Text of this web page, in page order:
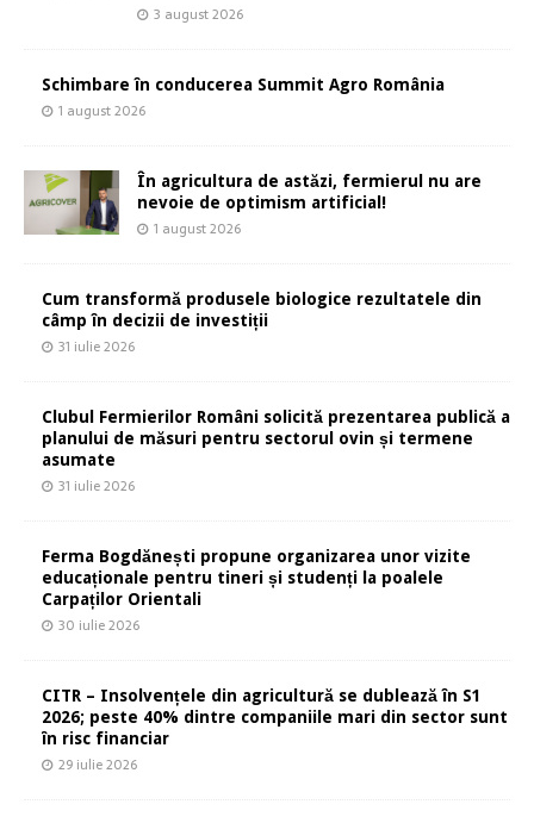
3 august 2026
Schimbare în conducerea Summit Agro România
1 august 2026
În agricultura de astăzi, fermierul nu are
nevoie de optimism artificial!
1 august 2026
Cum transformă produsele biologice rezultatele din
câmp în decizii de investiții
31 iulie 2026
Clubul Fermierilor Români solicită prezentarea publică a
planului de măsuri pentru sectorul ovin și termene
asumate
31 iulie 2026
Ferma Bogdănești propune organizarea unor vizite
educaționale pentru tineri și studenți la poalele
Carpaților Orientali
30 iulie 2026
CITR – Insolvențele din agricultură se dublează în S1
2026; peste 40% dintre companiile mari din sector sunt
în risc financiar
29 iulie 2026